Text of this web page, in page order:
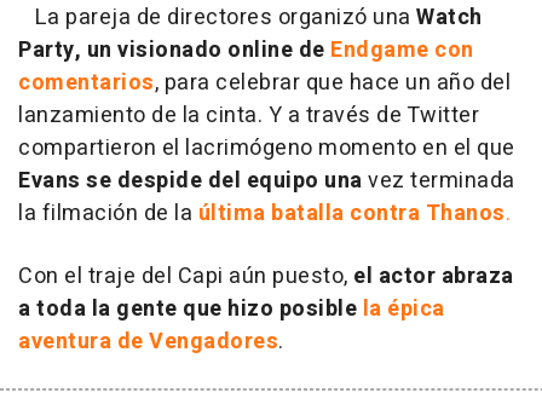
La pareja de directores organizó una Watch
Party, un visionado online de Endgame con
comentarios, para celebrar que hace un año del
lanzamiento de la cinta. Y a través de Twitter
compartieron el lacrimógeno momento en el que
Evans se despide del equipo unavez terminada
la filmación de la última batalla contra Thanos.
Con el traje del Capi aún puesto, el actor abraza
a toda la gente que hizo posible la épica
aventura de Vengadores.